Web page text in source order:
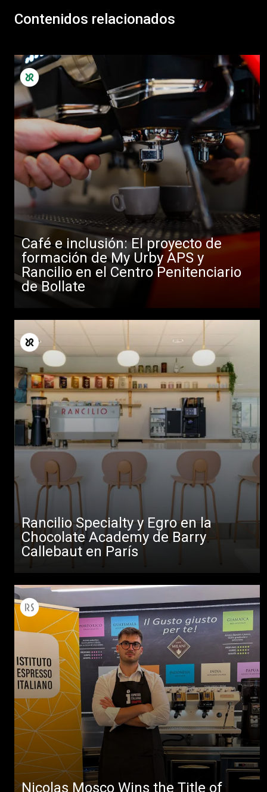
Contenidos relacionados
Café e inclusión: El proyecto de
formación de My Urby APS y
Rancilio en el Centro Penitenciario
de Bollate
Rancilio Specialty y Egro en la
Chocolate Academy de Barry
Callebaut en París
Nicolas Mosco Wins the Title of